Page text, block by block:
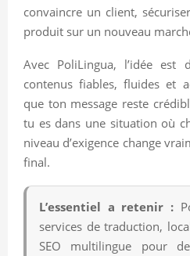
convaincre un client,
produit sur un nouveau
Avec PoliLingua, l’idée est
contenus fiables, fluides et
que ton message reste
tu es dans une situation où
niveau d’exigence change
final.
L’essentiel a retenir :
services de traduction,
SEO multilingue pour